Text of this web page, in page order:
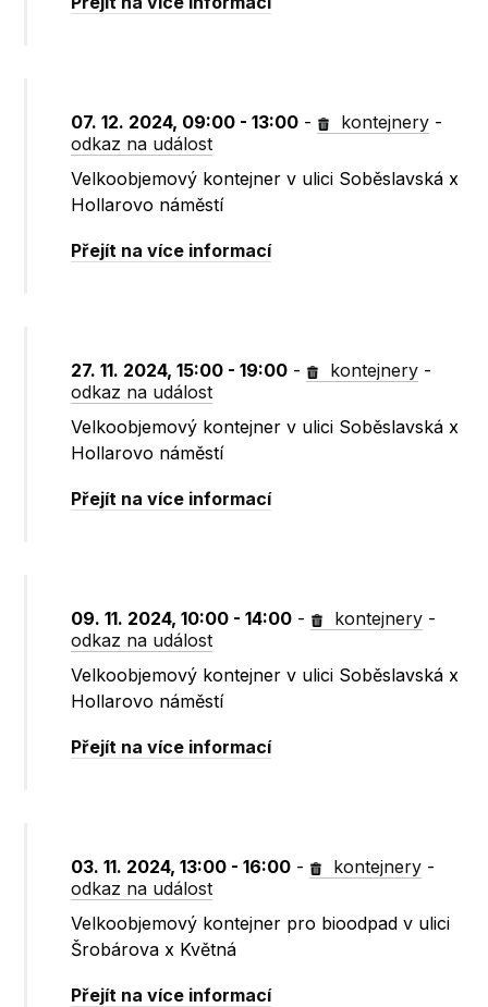
07. 12. 2024, 09:00 - 13:00 - kontejnery -
odkaz na událost
Velkoobjemový kontejner v ulici Soběslavská x
Hollarovo náměstí
Přejít na více informací
27. 11. 2024, 15:00 - 19:00 - kontejnery -
odkaz na událost
Velkoobjemový kontejner v ulici Soběslavská x
Hollarovo náměstí
Přejít na více informací
09. 11. 2024, 10:00 - 14:00 - kontejnery -
odkaz na událost
Velkoobjemový kontejner v ulici Soběslavská x
Hollarovo náměstí
Přejít na více informací
03. 11. 2024, 13:00 - 16:00 - kontejnery -
odkaz na událost
Velkoobjemový kontejner pro bioodpad v ulici
Šrobárova x Květná
Přejít na více informací